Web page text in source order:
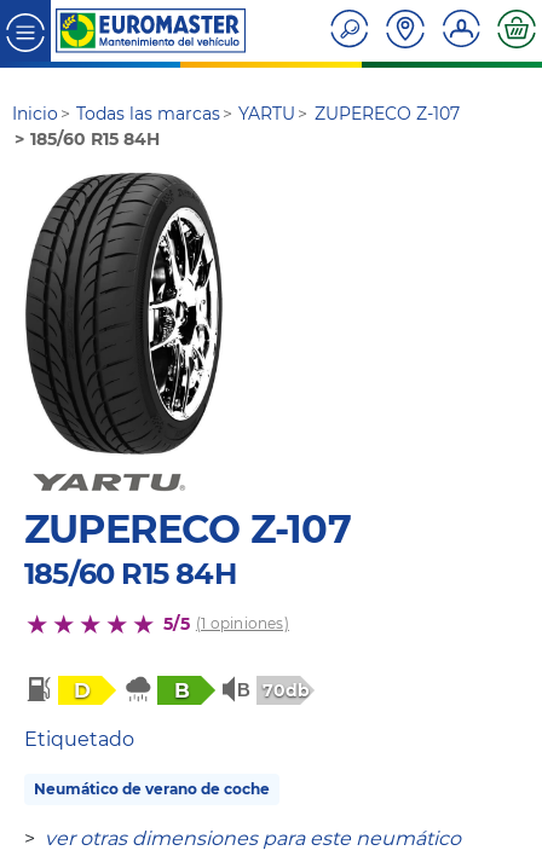
Inicio Todas las marcas YARTU
ZUPERECO Z-107
185/60 R15 84H
ZUPERECO Z-107
185/60 R15 84H
5/5 (1 opiniones)
D B 70db
Etiquetado
Neumático de verano de coche
> ver otras dimensiones para este neumático